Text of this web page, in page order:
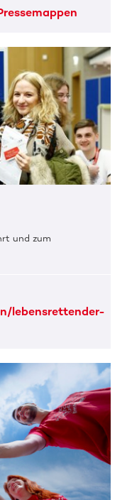
und zum
lebensrettender-